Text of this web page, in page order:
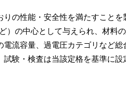
の性能・安全性を満たすこと
）の中心として与えられ、材料
流容量、過電圧カテゴリなど
験・検査は当該定格を基準に設